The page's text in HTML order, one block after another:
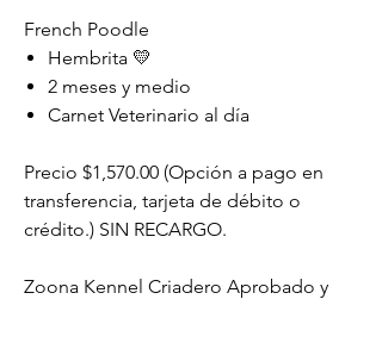
French Poodle
Hembrita 💛
2 meses y medio
Carnet Veterinario al día
Precio $1,570.00 (Opción a pago en
transferencia, tarjeta de débito o
crédito.) SIN RECARGO.
Zoona Kennel Criadero Aprobado y